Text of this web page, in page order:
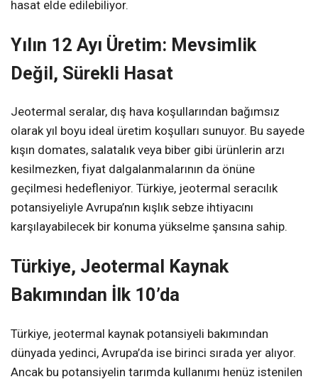
hasat elde edilebiliyor.
Yılın 12 Ayı Üretim: Mevsimlik
Değil, Sürekli Hasat
Jeotermal seralar, dış hava koşullarından bağımsız
olarak yıl boyu ideal üretim koşulları sunuyor. Bu sayede
kışın domates, salatalık veya biber gibi ürünlerin arzı
kesilmezken, fiyat dalgalanmalarının da önüne
geçilmesi hedefleniyor. Türkiye, jeotermal seracılık
potansiyeliyle Avrupa’nın kışlık sebze ihtiyacını
karşılayabilecek bir konuma yükselme şansına sahip.
Türkiye, Jeotermal Kaynak
Bakımından İlk 10’da
Türkiye, jeotermal kaynak potansiyeli bakımından
dünyada yedinci, Avrupa’da ise birinci sırada yer alıyor.
Ancak bu potansiyelin tarımda kullanımı henüz istenilen